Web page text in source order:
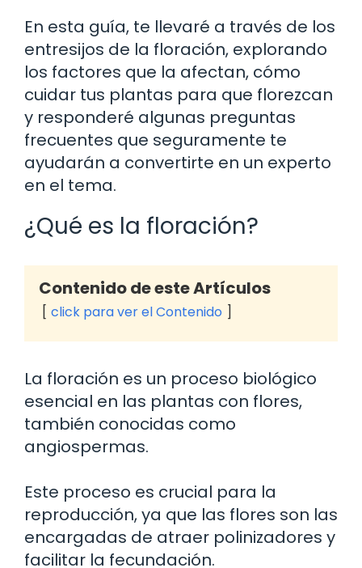
En esta guía, te llevaré a través de los
entresijos de la floración, explorando
los factores que la afectan, cómo
cuidar tus plantas para que florezcan
y responderé algunas preguntas
frecuentes que seguramente te
ayudarán a convertirte en un experto
en el tema.
¿Qué es la floración?
Contenido de este Artículos
click para ver el Contenido
La floración es un proceso biológico
esencial en las plantas con flores,
también conocidas como
angiospermas.
Este proceso es crucial para la
reproducción, ya que las flores son las
encargadas de atraer polinizadores y
facilitar la fecundación.